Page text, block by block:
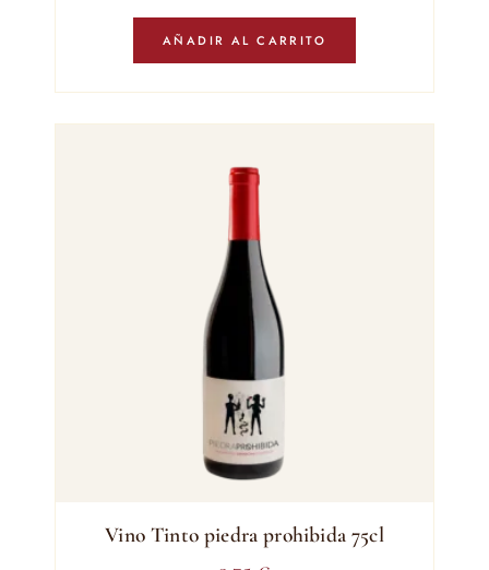
AÑADIR AL CARRITO
Vino Tinto piedra prohibida 75cl